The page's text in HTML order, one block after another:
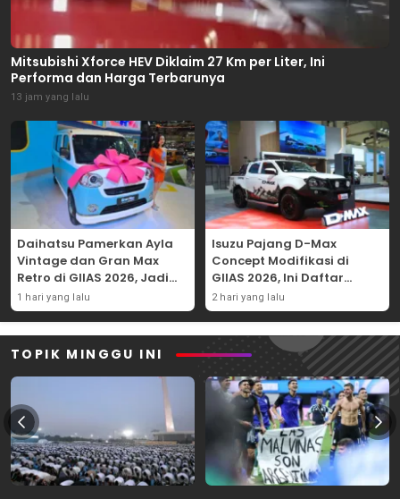
Mitsubishi Xforce HEV Diklaim 27 Km per Liter, Ini
Performa dan Harga Terbarunya
13 jam yang lalu
Daihatsu Pamerkan Ayla
Vintage dan Gran Max
Retro di GIIAS 2026, Jadi
Hadiah Undian
1 hari yang lalu
Isuzu Pajang D-Max
Concept Modifikasi di
GIIAS 2026, Ini Daftar
Ubahannya
2 hari yang lalu
TOPIK MINGGU INI